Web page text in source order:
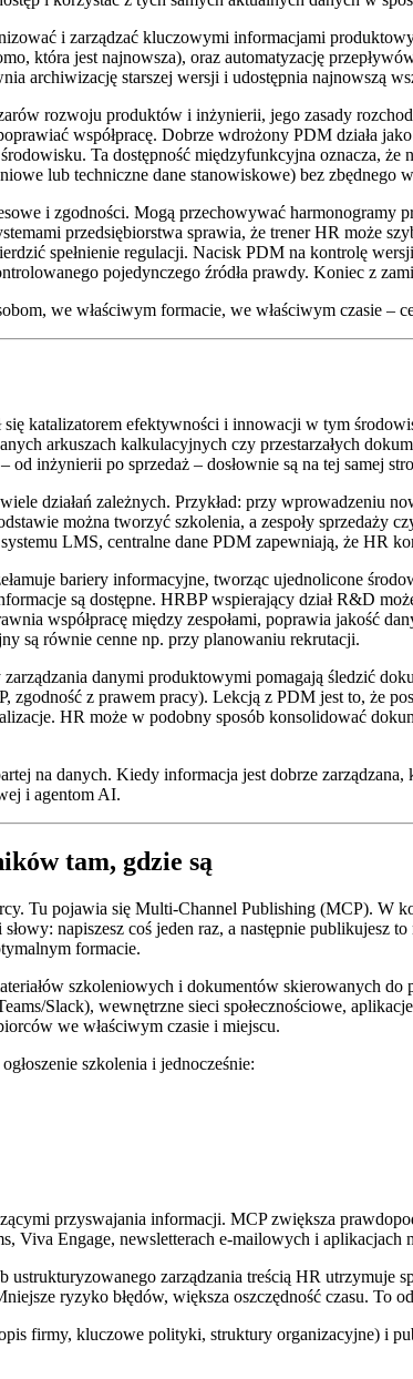
i zarządzać kluczowymi informacjami
która jest najnowsza), oraz automatyzację
archiwizację starszej wersji i udostępnia najnowszą
rozwoju produktów i inżynierii, jego zasady
współpracę. Dobrze wdrożony PDM działa
Ta dostępność międzyfunkcyjna oznacza,
lub techniczne dane stanowiskowe) bez zbędnego
i zgodności. Mogą przechowywać
przedsiębiorstwa sprawia, że trener HR może
spełnienie regulacji. Nacisk PDM na kontrolę
pojedynczego źródła prawdy. Koniec z
we właściwym formacie, we właściwym czasie –
katalizatorem efektywności i innowacji w tym
arkuszach kalkulacyjnych czy przestarzałych
inżynierii po sprzedaż – dosłownie są na tej samej
działań zależnych. Przykład: przy wprowadzeniu
można tworzyć szkolenia, a zespoły sprzedaży
LMS, centralne dane PDM zapewniają, że HR
bariery informacyjne, tworząc ujednolicone
są dostępne. HRBP wspierający dział R&D
współpracę między zespołami, poprawia jakość
są równie cenne np. przy planowaniu rekrutacji.
danymi produktowymi pomagają śledzić
z prawem pracy). Lekcją z PDM jest to, że
HR może w podobny sposób konsolidować
na danych. Kiedy informacja jest dobrze
i agentom AI.
tam, gdzie są
Tu pojawia się Multi-Channel Publishing (MCP). W
napiszesz coś jeden raz, a następnie publikujesz
formacie.
szkoleniowych i dokumentów skierowanych
Slack), wewnętrzne sieci społecznościowe,
we właściwym czasie i miejscu.
szkolenia i jednocześnie:
przyswajania informacji. MCP zwiększa
Viva Engage, newsletterach e-mailowych i aplikacjach
zarządzania treścią HR utrzymuje
ryzyko błędów, większa oszczędność czasu. To
firmy, kluczowe polityki, struktury organizacyjne) i